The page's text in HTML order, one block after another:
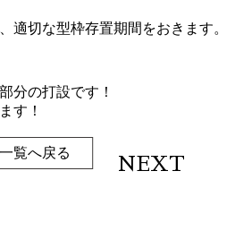
適切な型枠存置期間をおきます。
分の打設です！
す！
NEXT
一覧へ戻る